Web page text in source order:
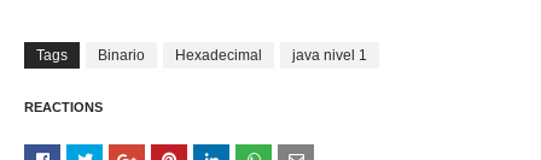
Tags Binario Hexadecimal java nivel 1
REACTIONS